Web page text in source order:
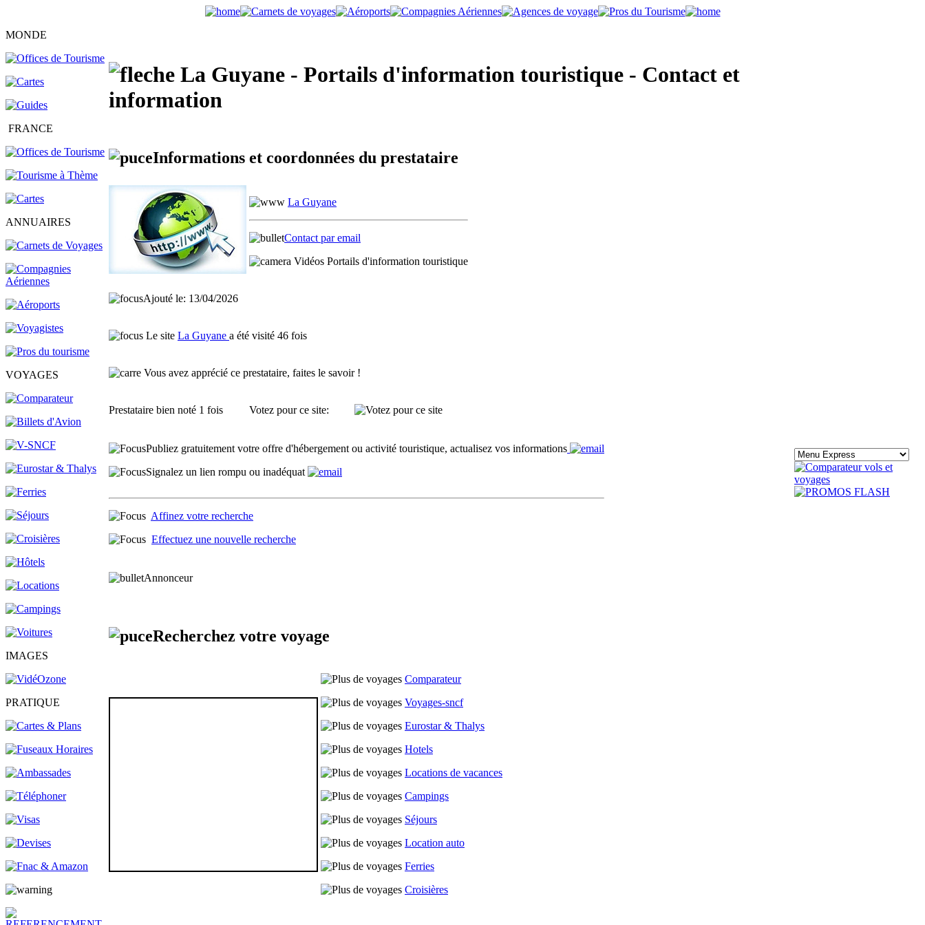
MONDE
FRANCE
ANNUAIRES
VOYAGES
IMAGES
PRATIQUE
La Guyane - Portails d'information touristique - Contact et
information
Informations et coordonnées du prestataire
La Guyane
Contact par email
Vidéos Portails d'information touristique
Ajouté le: 13/04/2026
Le site La Guyane a été visité 46 fois
Vous avez apprécié ce prestataire, faites le savoir !
Prestataire bien noté 1 fois Votez pour ce site:
Publiez gratuitement votre offre d'hébergement ou activité touristique, actualisez vos informations
Signalez un lien rompu ou inadéquat
Affinez votre recherche
Effectuez une nouvelle recherche
Annonceur
Recherchez votre voyage
Comparateur
Voyages-sncf
Eurostar & Thalys
Hotels
Locations de vacances
Campings
Séjours
Location auto
Ferries
Croisières